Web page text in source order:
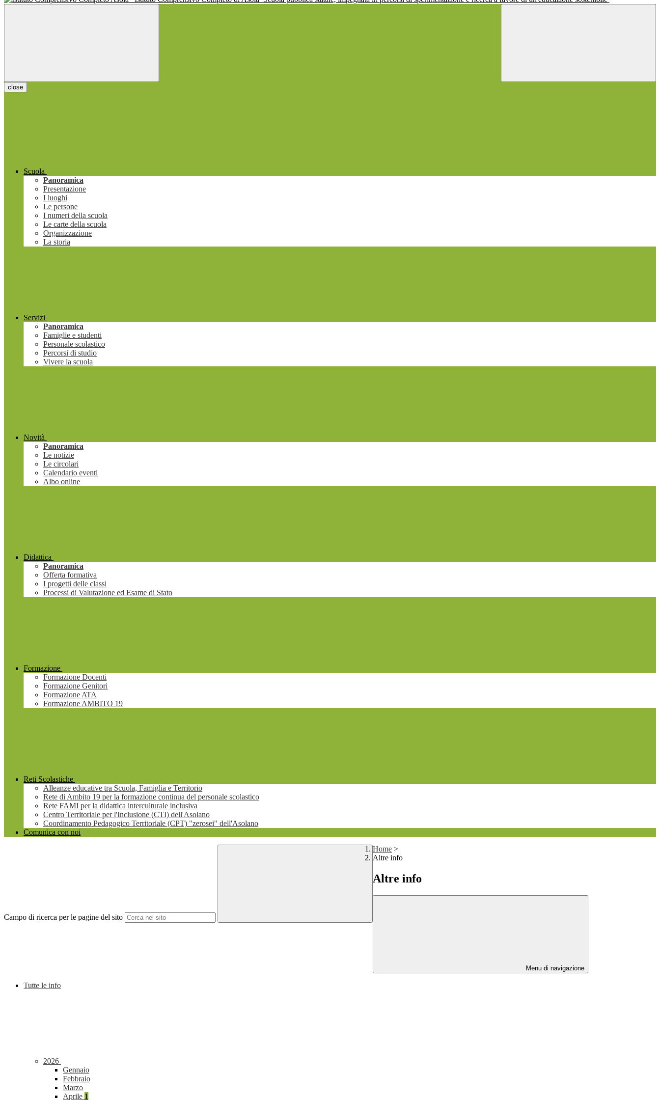
close
Scuola
Panoramica
Presentazione
I luoghi
Le persone
I numeri della scuola
Le carte della scuola
Organizzazione
La storia
Servizi
Panoramica
Famiglie e studenti
Personale scolastico
Percorsi di studio
Vivere la scuola
Novità
Panoramica
Le notizie
Le circolari
Calendario eventi
Albo online
Didattica
Panoramica
Offerta formativa
I progetti delle classi
Processi di Valutazione ed Esame di Stato
Formazione
Formazione Docenti
Formazione Genitori
Formazione ATA
Formazione AMBITO 19
Reti Scolastiche
Alleanze educative tra Scuola, Famiglia e Territorio
Rete di Ambito 19 per la formazione continua del personale scolastico
Rete FAMI per la didattica interculturale inclusiva
Centro Territoriale per l'Inclusione (CTI) dell'Asolano
Coordinamento Pedagogico Territoriale (CPT) "zerosei" dell'Asolano
Comunica con noi
Campo di ricerca per le pagine del sito
Home >
Altre info
Altre info
Menu di navigazione
Tutte le info
2026
Gennaio
Febbraio
Marzo
Aprile 1